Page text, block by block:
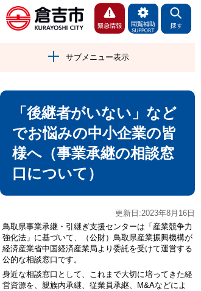
サブメニュー表示
「後継者がいない」など
でお悩みの中小企業の皆
様へ（事業承継の相談窓
口について）
更新日:2023年8月16日
鳥取県事業承継・引継ぎ支援センターは「産業競争力
強化法」に基づいて、（公財）鳥取県産業振興機構が
経済産業省中国経済産業局より委託を受けて運営する
公的な相談窓口です。
身近な相談窓口として、これまで大切に培ってきた経
営資源を、親族内承継、従業員承継、M&Aなどによ